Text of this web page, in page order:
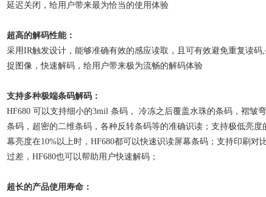
延迟关闭，给用户带来最为恰当的使用体验
超高的解码性能：
采用IR触发设计，能够准确有效的感应读取，且可有效避免重复读
捉图像，快速解码，给用户带来极为流畅的解码体验
支持多种极端条码解码：
HF680 可以支持细小的3mil 条码， 冷冻之后覆盖水珠的条码，褶皱
条码，超密的二维条码，各种反转条码等的准确识读；支持极低亮
幕亮度在10%以上时，HF680都可以快速识读屏幕条码；支持印刷对
过差，HF680也可以帮助用户快速解码；
超长的产品使用寿命：